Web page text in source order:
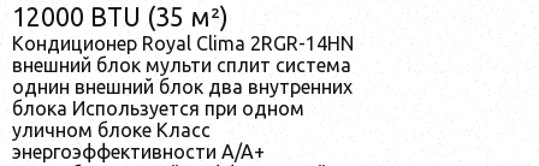
12000 BTU (35 м²)
Кондиционер Royal Clima 2RGR-14HN
внешний блок мульти сплит система
однин внешний блок два внутренних
блока Используется при одном
уличном блоке Класс
энергоэффективности A/A+